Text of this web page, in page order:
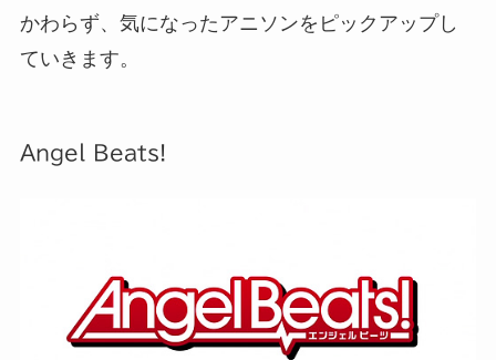
かわらず、気になったアニソンをピックアップし
ていきます。
Angel Beats!